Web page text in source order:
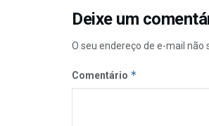
Deixe um
O seu endereço de e-mail não
Comentário *